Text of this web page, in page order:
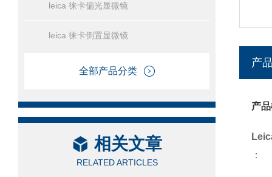
leica 徕卡偏光显微镜
leica 徕卡倒置显微镜
全部产品分类
相关文章
RELATED ARTICLES
产
产
：